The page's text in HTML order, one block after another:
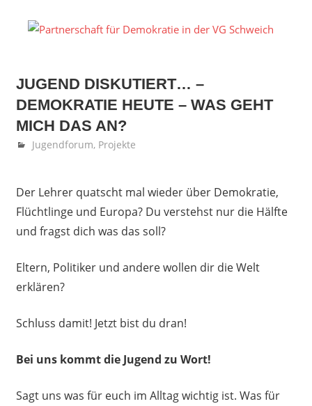
JUGEND DISKUTIERT… –
DEMOKRATIE HEUTE – WAS GEHT
MICH DAS AN?
November 17, 2016
Dirk Marmann
Jugendforum, Projekte
Der Lehrer quatscht mal wieder über Demokratie,
Flüchtlinge und Europa? Du verstehst nur die Hälfte
und fragst dich was das soll?
Eltern, Politiker und andere wollen dir die Welt
erklären?
Schluss damit! Jetzt bist du dran!
Bei uns kommt die Jugend zu Wort!
Sagt uns was für euch im Alltag wichtig ist. Was für